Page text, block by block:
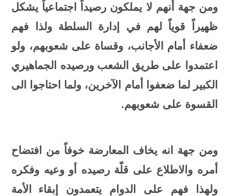
ومن جهة أنهم لا يملكون رصيداً اجتماعياً يشكل
ظهيراً قوياً لهم في إدارة السلطة ولذا فهم
ضعفاء أمام الأجانب، وقساة على شعوبهم، ولو
اعتمدوا على طريق الشعب ورصيده الجماهيري
الكبير لما ضعفوا أمام الآخرين، ولما احتاجوا الى
القسوة على شعوبهم.
ومن جهة انه يخاف المعارضة خوفاً من افتضاح
أمره والاطلاع على قلّة رصيده أو وعيه وفكره
ولهذا فهم على الدوام يتعمدون إبقاء
الأمة